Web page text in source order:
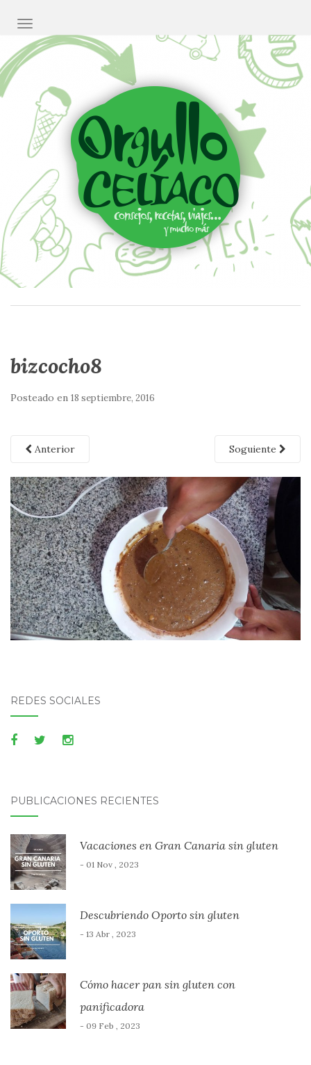
CAMBIAR NAVEGACIÓN
bizcocho8
Posteado en 18 septiembre, 2016
Anterior Soguiente
REDES SOCIALES
PUBLICACIONES RECIENTES
Vacaciones en Gran Canaria sin gluten
- 01 Nov , 2023
Descubriendo Oporto sin gluten
- 13 Abr , 2023
Cómo hacer pan sin gluten con
panificadora
- 09 Feb , 2023